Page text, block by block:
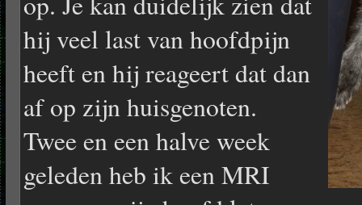
hij veel last van hoofdpijn
heeft en hij reageert dat dan
af op zijn huisgenoten.
Twee en een halve week
geleden heb ik een MRI